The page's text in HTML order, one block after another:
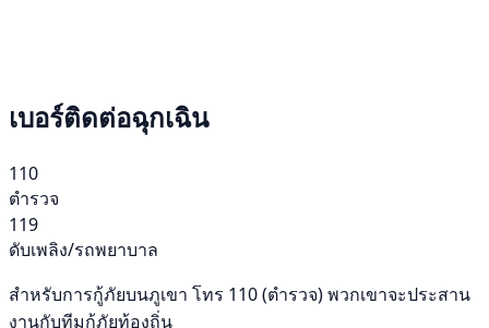
เบอร์ติดต่อฉุกเฉิน
110
ตำรวจ
119
ดับเพลิง/รถพยาบาล
สำหรับการกู้ภัยบนภูเขา โทร 110 (ตำรวจ) พวกเขาจะประสาน
งานกับทีมกู้ภัยท้องถิ่น